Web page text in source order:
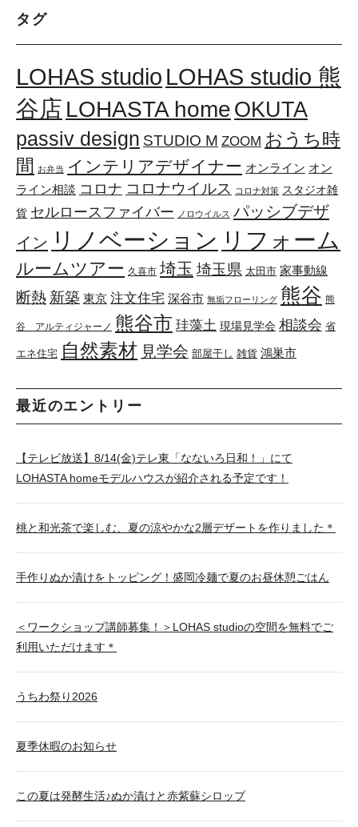
タグ
LOHAS studio LOHAS studio 熊
谷店 LOHASTA homeOKUTA
passiv design STUDIO M ZOOM おうち時
間
お弁当 インテリアデザイナー オンライン オン
ライン相談 コロナ コロナウイルス コロナ対策 スタジオ雑
貨 セルロースファイバー ノロウイルス パッシブデザ
イン リノベーション リフォーム
ルームツアー 久喜市 埼玉 埼玉県 太田市 家事動線
断熱 新築 東京 注文住宅 深谷市 無垢フローリング 熊谷 熊
谷 アルティジャーノ 熊谷市 珪藻土 現場見学会 相談会 省
エネ住宅 自然素材 見学会 部屋干し 雑貨 鴻巣市
最近のエントリー
【テレビ放送】8/14(金)テレ東「なないろ日和！」にて
LOHASTA homeモデルハウスが紹介される予定です！
桃と和光茶で楽しむ、夏の涼やかな2層デザートを作りました＊
手作りぬか漬けをトッピング！盛岡冷麺で夏のお昼休憩ごはん
＜ワークショップ講師募集！＞LOHAS studioの空間を無料でご
利用いただけます＊
うちわ祭り2026
夏季休暇のお知らせ
この夏は発酵生活♪ぬか漬けと赤紫蘇シロップ